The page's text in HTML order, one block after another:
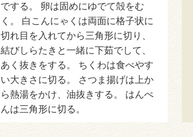
でする。 卵は固めにゆでて殻をむ
く。 白こんにゃくは両面に格子状に
切れ目を入れてから三角形に切り、
結びしらたきと一緒に下茹でして、
あく抜きをする。 ちくわは食べやす
い大きさに切る。 さつま揚げは上か
ら熱湯をかけ、油抜きする。 はんぺ
んは三角形に切る。